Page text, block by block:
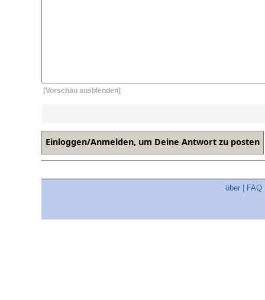
[Vorschau ausblenden]
über FAQ